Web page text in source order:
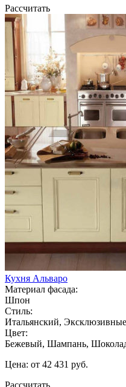
Рассчитать
Кухня Альваро
Материал фасада:
Шпон
Стиль:
Итальянский, Эксклюзивные
Цвет:
Бежевый, Шампань,
Цена: от 42 431 руб.
Рассчитать